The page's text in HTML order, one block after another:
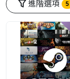
進階選項 5